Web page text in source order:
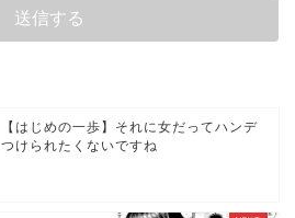
【はじめの一歩】それに女だってハンデ
つけられたくないですね